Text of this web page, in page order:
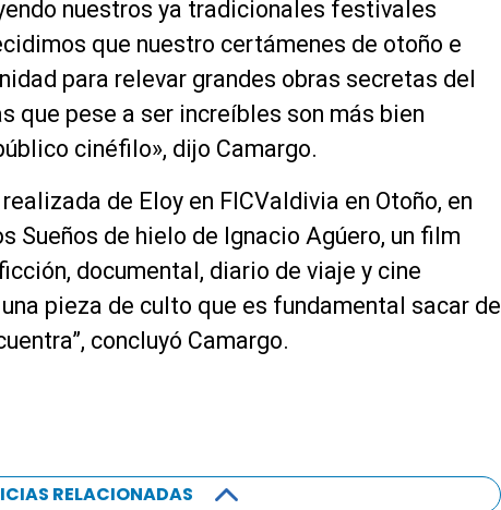
nuestros ya tradicionales festivales
que nuestro certámenes de otoño e
para relevar grandes obras secretas del
que pese a ser increíbles son más bien
cinéfilo», dijo Camargo.
de Eloy en FICValdivia en Otoño, en
Sueños de hielo de Ignacio Agúero, un film
documental, diario de viaje y cine
pieza de culto que es fundamental sacar de
concluyó Camargo.
RELACIONADAS